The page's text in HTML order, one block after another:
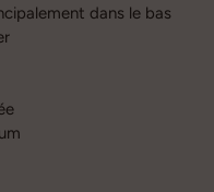
dans le bas